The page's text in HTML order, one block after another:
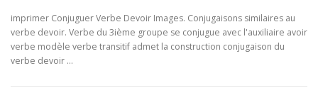
imprimer Conjuguer Verbe Devoir Images. Conjugaisons similaires au
verbe devoir. Verbe du 3ième groupe se conjugue avec l'auxiliaire avoir
verbe modèle verbe transitif admet la construction conjugaison du
verbe devoir …